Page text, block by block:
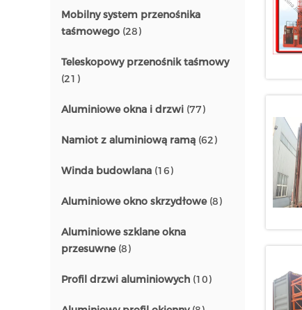
Mobilny system przenośnika
taśmowego (28)
Teleskopowy przenośnik taśmowy
(21)
Aluminiowe okna i drzwi (77)
Namiot z aluminiową ramą (62)
Winda budowlana (16)
Aluminiowe okno skrzydłowe(8)
Aluminiowe szklane okna
przesuwne(8)
Profil drzwi aluminiowych (10)